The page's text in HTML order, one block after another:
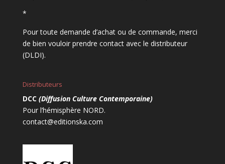
*
Pour toute demande d’achat ou de commande, merci
de bien vouloir prendre contact avec le distributeur
(DLDI).
Distributeurs
DCC (Diffusion Culture Contemporaine)
Pour l’hémisphère NORD.
contact@editionska.com